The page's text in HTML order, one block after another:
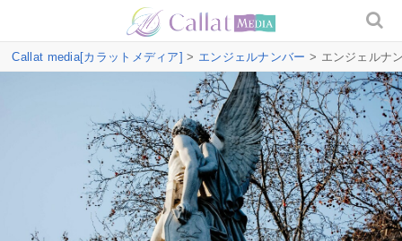
Callat media[カラットメディア] > エンジェルナンバー > エンジェルナ